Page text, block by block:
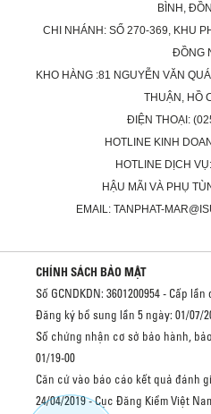
BÌNH,
CHI NHÁNH: SỐ 270-369, KHU
ĐỒNG
KHO HÀNG :81 NGUYỄN VĂN
THUẬN, HỒ
ĐIỆN THOẠI:
HOTLINE KINH
HOTLINE DỊCH
HẬU MÃI VÀ PHỤ
EMAIL: TANPHAT-
CHÍNH SÁCH BẢO MẬT
Số GCNDKDN: 3601200954 - Cấp
Đăng ký bổ sung lần 5 ngày: 01/07/
Số chứng nhận cơ sở bảo hành,
01/19-00
Căn cứ vào báo cáo kết quả đánh
24/04/2019 - Cục Đăng Kiểm Việt